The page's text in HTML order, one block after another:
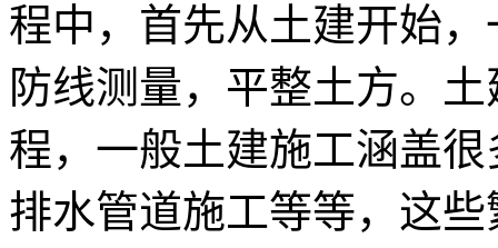
程中，首先从土建开始
防线测量，平整土方。
程，一般土建施工涵盖
排水管道施工等等，这